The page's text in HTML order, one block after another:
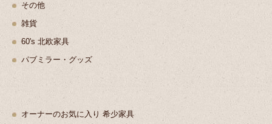
その他
雑貨
60's 北欧家具
パブミラー・グッズ
オーナーのお気に入り 希少家具